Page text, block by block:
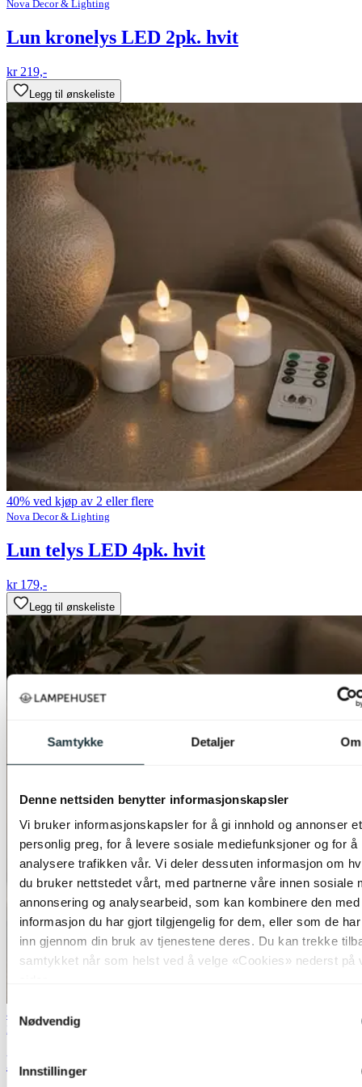
Samtykke Detaljer Om
Denne nettsiden benytter informasjonskapsler
Vi bruker informasjonskapsler for å gi innhold og annonser et
personlig preg, for å levere sosiale mediefunksjoner og for å
analysere trafikken vår. Vi deler dessuten informasjon om
du bruker nettstedet vårt, med partnerne våre innen sosiale
annonsering og analysearbeid, som kan kombinere den med
informasjon du har gjort tilgjengelig for dem, eller som de
inn gjennom din bruk av tjenestene deres. Du kan trekke
samtykket når som helst ved å velge «Cookies» nederst på
Samtykkevalg
Nødvendig
Innstillinger
Nova Decor & Lighting
Lun kronelys LED 2pk. hvit
kr 219,-
Legg til ønskeliste
40% ved kjøp av 2 eller flere
Nova Decor & Lighting
Lun telys LED 4pk. hvit
kr 179,-
Legg til ønskeliste
40% ved kjøp av 2 eller flere
Nova Decor & Lighting
LED telys 4pk. hvit